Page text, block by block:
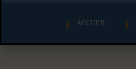
ACCUEIL